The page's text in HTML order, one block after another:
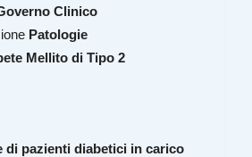
Clinico
Patologie
Mellito di Tipo 2
di pazienti diabetici in carico